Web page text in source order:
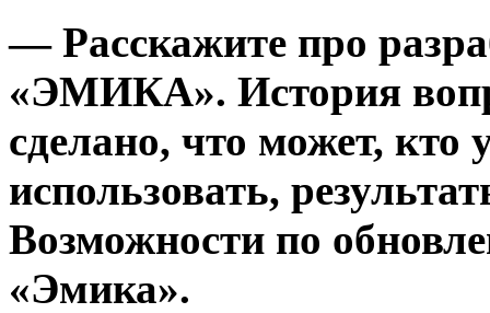
— Расскажите про
«ЭМИКА». История
сделано, что может, кто
использовать,
Возможности по
«Эмика».